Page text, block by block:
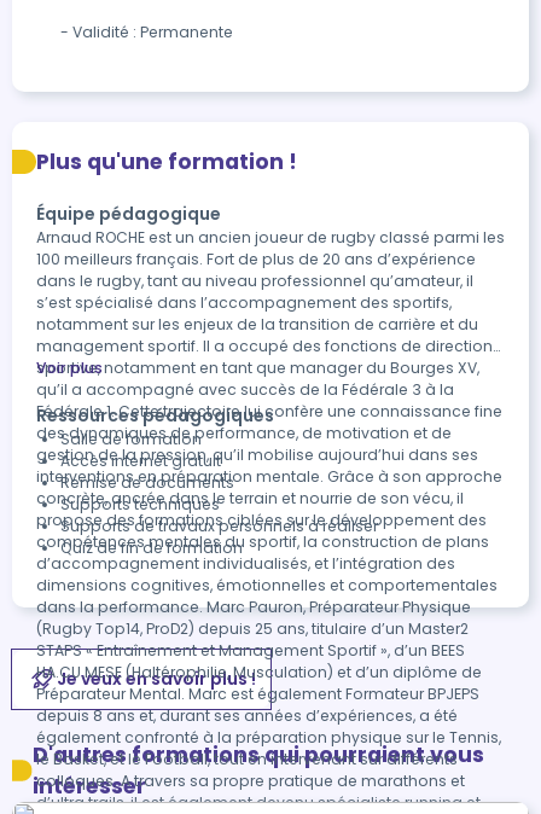
- Validité : Permanente
Plus qu'une formation !
Équipe pédagogique
Arnaud ROCHE est un ancien joueur de rugby classé parmi les
100 meilleurs français. Fort de plus de 20 ans d’expérience
dans le rugby, tant au niveau professionnel qu’amateur, il
s’est spécialisé dans l’accompagnement des sportifs,
notamment sur les enjeux de la transition de carrière et du
management sportif. Il a occupé des fonctions de direction
sportive, notamment en tant que manager du Bourges XV,
qu’il a accompagné avec succès de la Fédérale 3 à la
Fédérale 1. Cette trajectoire lui confère une connaissance fine
des dynamiques de performance, de motivation et de
gestion de la pression, qu’il mobilise aujourd’hui dans ses
interventions en préparation mentale. Grâce à son approche
concrète, ancrée dans le terrain et nourrie de son vécu, il
propose des formations ciblées sur le développement des
compétences mentales du sportif, la construction de plans
d’accompagnement individualisés, et l’intégration des
dimensions cognitives, émotionnelles et comportementales
dans la performance. Marc Pauron, Préparateur Physique
(Rugby Top14, ProD2) depuis 25 ans, titulaire d’un Master2
STAPS « Entraînement et Management Sportif », d’un BEES
HA.CU.MESE (Haltérophilie, Musculation) et d’un diplôme de
Préparateur Mental. Marc est également Formateur BPJEPS
depuis 8 ans et, durant ses années d’expériences, a été
également confronté à la préparation physique sur le Tennis,
le Basket, et le Football, tout en intervenant sur différents
colloques. A travers sa propre pratique de marathons et
d’ultra trails, il est également devenu spécialiste running et
Voir plus
Ressources pédagogiques
Salle de formation
Accès internet gratuit
Remise de documents
Supports techniques
Supports de travaux personnels à réaliser
Quiz de fin de formation
Je veux en savoir plus !
D'autres formations qui pourraient vous
intéresser